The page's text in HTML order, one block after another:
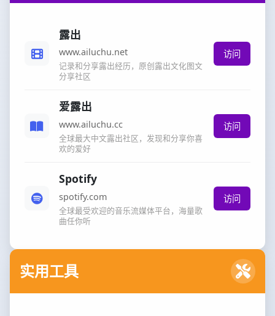
露出
www.ailuchu.net
记录和分享露出经历，原创露出文化图文
分享社区
访问
爱露出
www.ailuchu.cc
全球最大中文露出社区，发现和分享你喜
欢的爱好
访问
Spotify
spotify.com
全球最受欢迎的音乐流媒体平台，海量歌
曲任你听
访问
实用工具